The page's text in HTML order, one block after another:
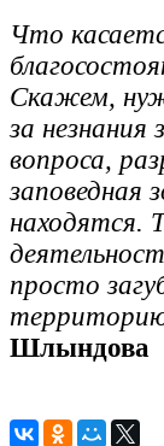
Что
Скажем,
за незнания
вопроса,
заповедная
находятся.
просто
Шлындова